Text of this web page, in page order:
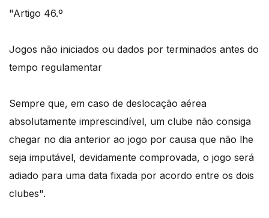
"Artigo 46.º
Jogos não iniciados ou dados por terminados antes do
tempo regulamentar
Sempre que, em caso de deslocação aérea
absolutamente imprescindível, um clube não consiga
chegar no dia anterior ao jogo por causa que não lhe
seja imputável, devidamente comprovada, o jogo será
adiado para uma data fixada por acordo entre os dois
clubes".